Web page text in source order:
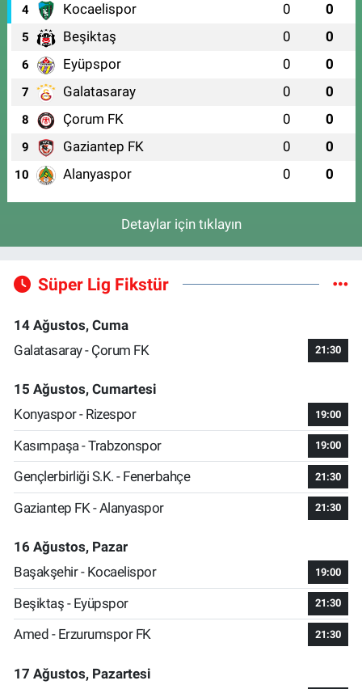
4 Kocaelispor 0 0
5 Beşiktaş 0 0
6 Eyüpspor 0 0
7 Galatasaray 0 0
8 Çorum FK 0 0
9 Gaziantep FK 0 0
10 Alanyaspor 0 0
Detaylar için tıklayın
Süper Lig Fikstür
14 Ağustos, Cuma
Galatasaray - Çorum FK
21:30
15 Ağustos, Cumartesi
Konyaspor - Rizespor
19:00
Kasımpaşa - Trabzonspor 19:00
Gençlerbirliği S.K. - Fenerbahçe 21:30
Gaziantep FK - Alanyaspor 21:30
16 Ağustos, Pazar
Başakşehir - Kocaelispor
19:00
Beşiktaş - Eyüpspor 21:30
Amed - Erzurumspor FK 21:30
17 Ağustos, Pazartesi